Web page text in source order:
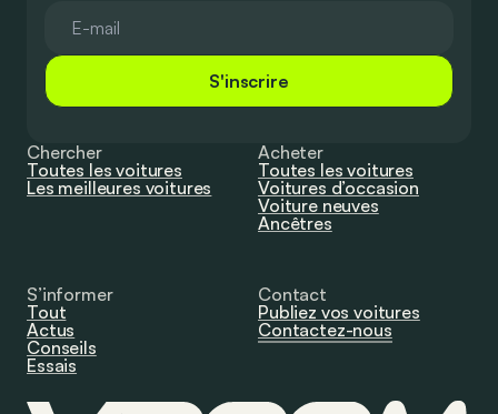
S'inscrire
Chercher
Toutes les voitures
Les meilleures voitures
Acheter
Toutes les voitures
Voitures d’occasion
Voiture neuves
Ancêtres
S’informer
Tout
Actus
Conseils
Essais
Contact
Publiez vos voitures
Contactez-nous